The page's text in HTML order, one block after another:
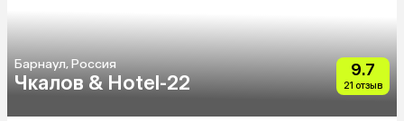
Барнаул, Россия
Чкалов & Hotel-22
9.7
21 отзыв